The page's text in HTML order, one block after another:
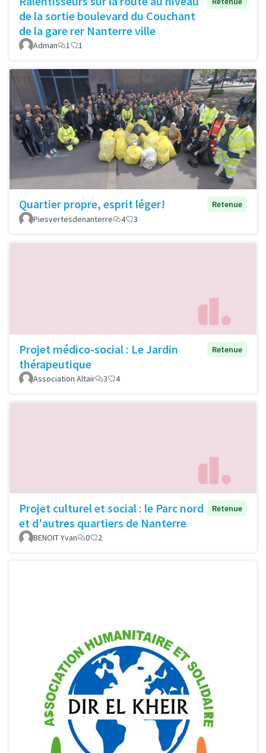
de la sortie boulevard du Couchant
de la gare rer Nanterre ville
Adman 1 1
Quartier propre, esprit léger!
Retenue
Piesvertesdenanterre
4 3
Projet médico-social : Le Jardin
thérapeutique
Retenue
Association Altaïr 3 4
Projet culturel et social : le Parc nord
et d'autres quartiers de Nanterre
Retenue
BENOIT Yvan 0 2